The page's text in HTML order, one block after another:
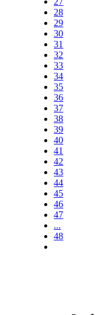
28
29
30
31
32
33
34
35
36
37
38
39
40
41
42
43
44
45
46
47
...
48